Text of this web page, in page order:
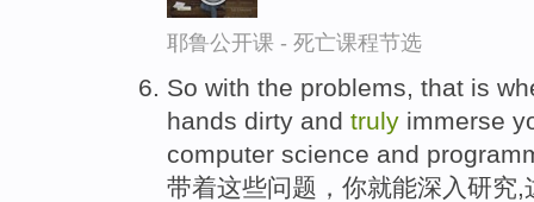
耶鲁公开课 - 死亡课程节选
So with the problems, that is
hands dirty and truly immerse
computer science and
带着这些问题，你就能深入研究